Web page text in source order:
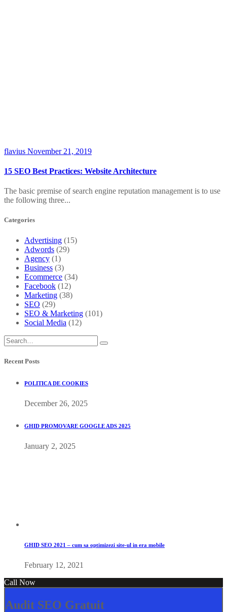
flavius November 21, 2019
15 SEO Best Practices: Website Architecture
The basic premise of search engine reputation management is to use
the following three...
Categories
Advertising (15)
Adwords (29)
Agency (1)
Business (3)
Ecommerce (34)
Facebook (12)
Marketing (38)
SEO (29)
SEO & Marketing (101)
Social Media (12)
Recent Posts
POLITICA DE COOKIES
December 26, 2025
GHID PROMOVARE GOOGLE ADS 2025
January 2, 2025
GHID SEO 2021 – cum sa optimizezi site-ul in era mobile
February 12, 2021
Call Now
Audit SEO Gratuit